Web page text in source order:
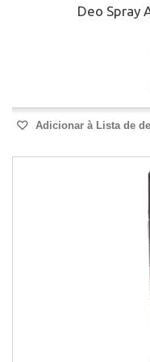
Deo Spray
Adicionar à Lista de